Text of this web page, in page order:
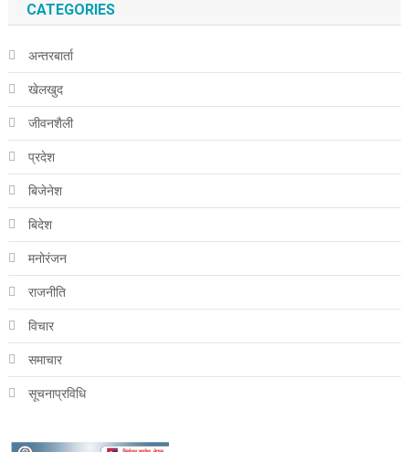
CATEGORIES
अन्तरबार्ता
खेलखुद
जीवनशैली
प्रदेश
बिजेनेश
बिदेश
मनोरंजन
राजनीति
विचार
समाचार
सूचनाप्रविधि